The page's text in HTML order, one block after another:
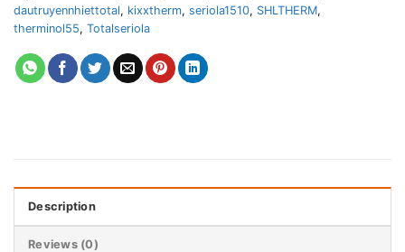
dautruyennhiettotal, kixxtherm, seriola1510, SHLTHERM,
therminol55, Totalseriola
Description
Reviews (0)